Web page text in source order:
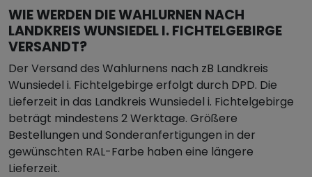
WIE WERDEN DIE WAHLURNEN NACH
LANDKREIS WUNSIEDEL I. FICHTELGEBIRGE
VERSANDT?
Der Versand des Wahlurnens nach zB Landkreis
Wunsiedel i. Fichtelgebirge erfolgt durch DPD. Die
Lieferzeit in das Landkreis Wunsiedel i. Fichtelgebirge
beträgt mindestens 2 Werktage. Größere
Bestellungen und Sonderanfertigungen in der
gewünschten RAL-Farbe haben eine längere
Lieferzeit.